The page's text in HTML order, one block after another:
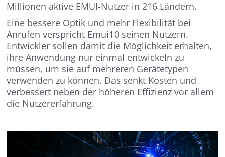
Millionen aktive EMUI-Nutzer in 216 Ländern.
Eine bessere Optik und mehr Flexibilität bei
Anrufen verspricht Emui10 seinen Nutzern.
Entwickler sollen damit die Möglichkeit erhalten,
ihre Anwendung nur einmal entwickeln zu
müssen, um sie auf mehreren Gerätetypen
verwenden zu können. Das senkt Kosten und
verbessert neben der höheren Effizienz vor allem
die Nutzererfahrung.